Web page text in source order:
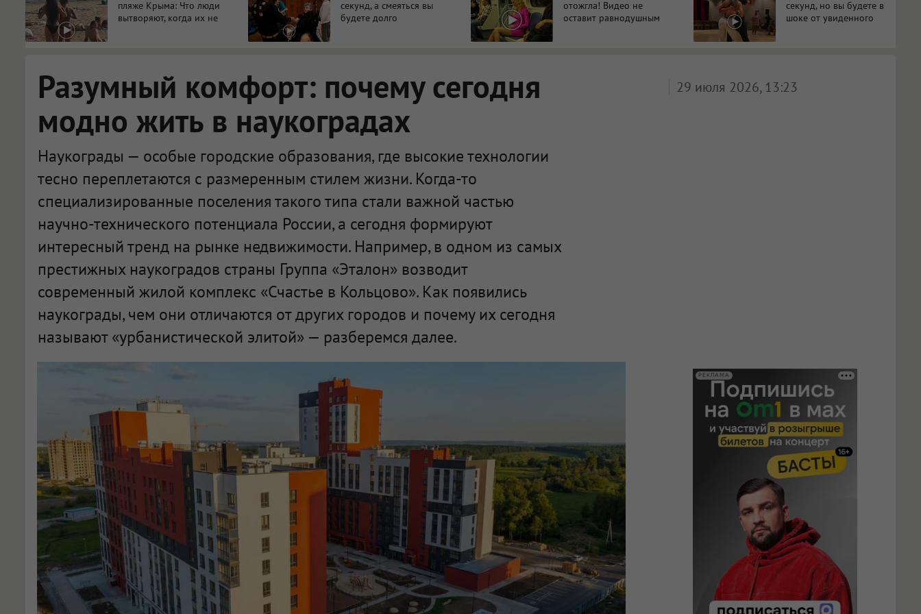
пляже Крыма: Что люди
вытворяют, когда их не
секунд, а смеяться вы
будете долго
отожгла! Видео не
оставит равнодушным
секунд, но вы будете в
шоке от увиденного
Разумный комфорт: почему сегодня
модно жить в наукоградах
Наукограды — особые городские образования, где высокие технологии
тесно переплетаются с размеренным стилем жизни. Когда-то
специализированные поселения такого типа стали важной частью
научно-технического потенциала России, а сегодня формируют
интересный тренд на рынке недвижимости. Например, в одном из самых
престижных наукоградов страны Группа «Эталон» возводит
современный жилой комплекс «Счастье в Кольцово». Как появились
наукограды, чем они отличаются от других городов и почему их сегодня
называют «урбанистической элитой» — разберемся далее.
29 июля 2026, 13:23
РЕКЛАМА